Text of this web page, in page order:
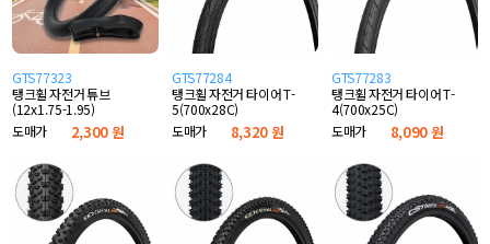
GTS77323
탱크휠 자전거 튜브
(12x1.75-1.95)
도매가
2,300 원
GTS77284
탱크휠 자전거 타이어 T-
5(700x28C)
도매가
8,320 원
GTS77283
탱크휠 자전거 타이어 T-
4(700x25C)
도매가
8,090 원